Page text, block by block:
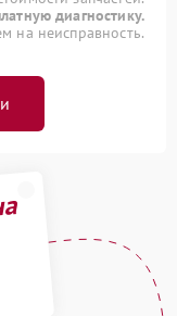
диагностику.
на неисправность.